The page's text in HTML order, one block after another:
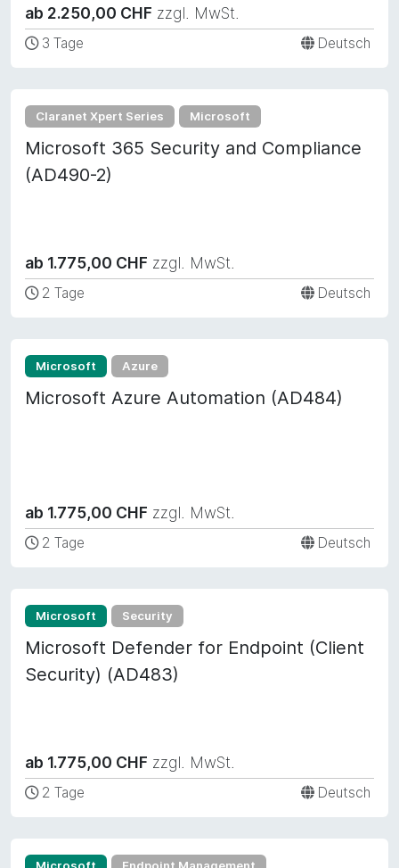
ab 2.250,00 CHF zzgl. MwSt.
3 Tage Deutsch
Claranet Xpert Series Microsoft
Microsoft 365 Security and Compliance
(AD490-2)
ab 1.775,00 CHF zzgl. MwSt.
2 Tage Deutsch
Microsoft Azure
Microsoft Azure Automation (AD484)
ab 1.775,00 CHF zzgl. MwSt.
2 Tage Deutsch
Microsoft Security
Microsoft Defender for Endpoint (Client
Security) (AD483)
ab 1.775,00 CHF zzgl. MwSt.
2 Tage Deutsch